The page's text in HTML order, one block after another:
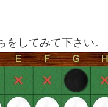
してみて下さい。